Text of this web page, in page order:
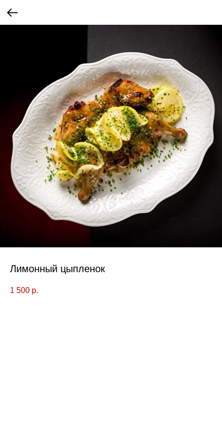
Лимонный цыпленок
1 500 р.